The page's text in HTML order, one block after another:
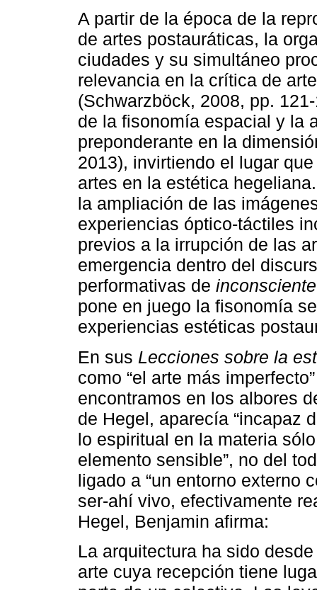
A partir de la época de la
de artes postauráticas, la
ciudades y su simultáneo
relevancia en la crítica de
(Schwarzböck, 2008, pp.
de la fisonomía espacial y la
preponderante en la
2013), invirtiendo el lugar
artes en la estética
la ampliación de las
experiencias óptico-táctiles
previos a la irrupción de las
emergencia dentro del
performativas de
pone en juego la fisonomía
experiencias estéticas
En sus Lecciones sobre la
como “el arte más
encontramos en los albores
de Hegel, aparecía “incapaz
lo espiritual en la materia
elemento sensible”, no del
ligado a “un entorno externo
ser-ahí vivo, efectivamente
Hegel, Benjamin afirma:
La arquitectura ha sido
arte cuya recepción tiene